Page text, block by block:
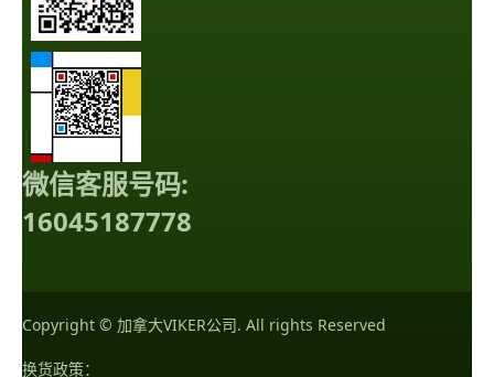
微信客服号码:
16045187778
Copyright © 加拿大VIKER公司. All rights Reserved
换货政策：